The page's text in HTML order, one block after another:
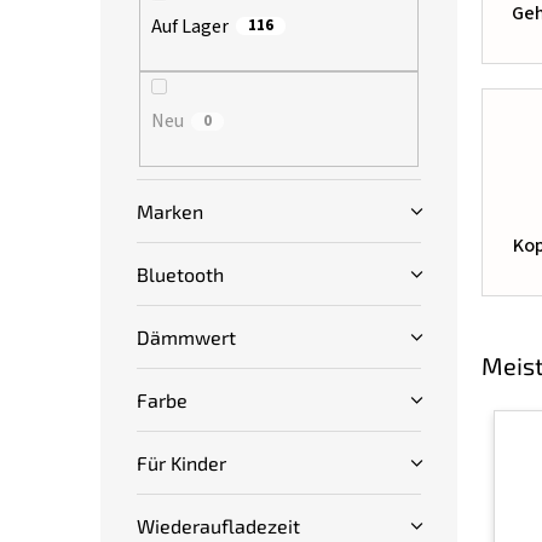
Auf Lager 116
Neu 0
Marken
Bluetooth
Dämmwert
Farbe
Für Kinder
Wiederaufladezeit